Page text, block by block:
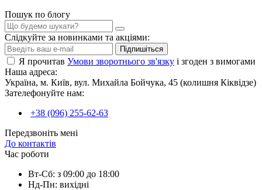
Пошук по блогу
Слідкуйте за новинками та акціями:
Підпишіться
Я прочитав Умови зворотнього зв'язку і згоден з вимогами
Наша адреса:
Україна, м. Київ, вул. Михайла Бойчука, 45 (колишня Кіквідзе)
Зателефонуйте нам:
+38 (096) 255-62-63
Передзвоніть мені
До контактів
Час роботи
Вт-Сб: з 09:00 до 18:00
Нд-Пн: вихідні